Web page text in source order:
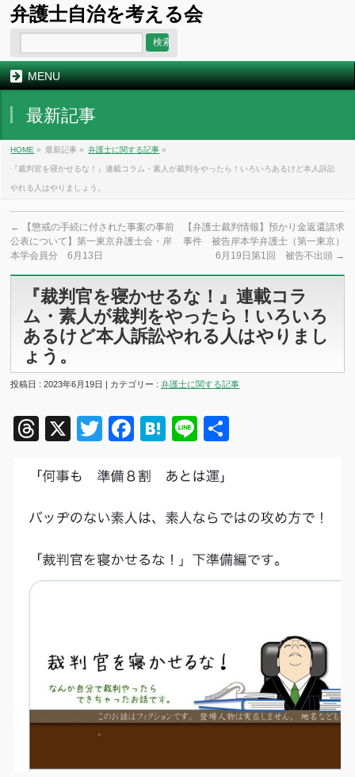
弁護士自治を考える会
MENU
最新記事
HOME » 最新記事 » 弁護士に関する記事 »
『裁判官を寝かせるな！』連載コラム・素人が裁判をやったら！いろいろあるけど本人訴訟
やれる人はやりましょう。
←
【懲戒の手続に付された事案の事前
公表について】第一東京弁護士会・岸
本学会員分 6月13日
【弁護士裁判情報】預かり金返還請求
事件 被告岸本学弁護士（第一東京）
6月19日第1回 被告不出頭 →
『裁判官を寝かせるな！』連載コラ
ム・素人が裁判をやったら！いろいろ
あるけど本人訴訟やれる人はやりまし
ょう。
投稿日 : 2023年6月19日 | カテゴリー :弁護士に関する記事
Threads
X TwitterFacebook
Hatena
Line